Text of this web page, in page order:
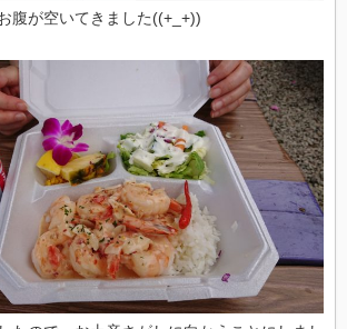
腹が空いてきました((+_+))